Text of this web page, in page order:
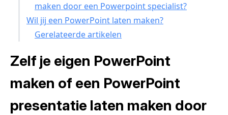
maken door een Powerpoint specialist?
Wil jij een PowerPoint laten maken?
Gerelateerde artikelen
Zelf je eigen PowerPoint
maken of een PowerPoint
presentatie laten maken door